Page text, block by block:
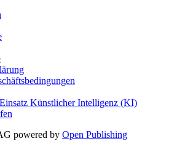
Künstlicher Intelligenz (KI)
powered by Open Publishing